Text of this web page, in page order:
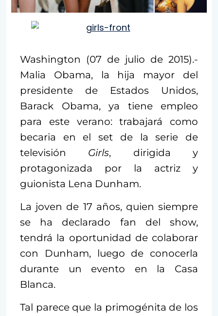
Washington (07 de julio de 2015).-
Malia Obama, la hija mayor del
presidente de Estados Unidos,
Barack Obama, ya tiene empleo
para este verano: trabajará como
becaria en el set de la serie de
televisión Girls, dirigida y
protagonizada por la actriz y
guionista Lena Dunham.
La joven de 17 años, quien siempre
se ha declarado fan del show,
tendrá la oportunidad de colaborar
con Dunham, luego de conocerla
durante un evento en la Casa
Blanca.
Tal parece que la primogénita de los